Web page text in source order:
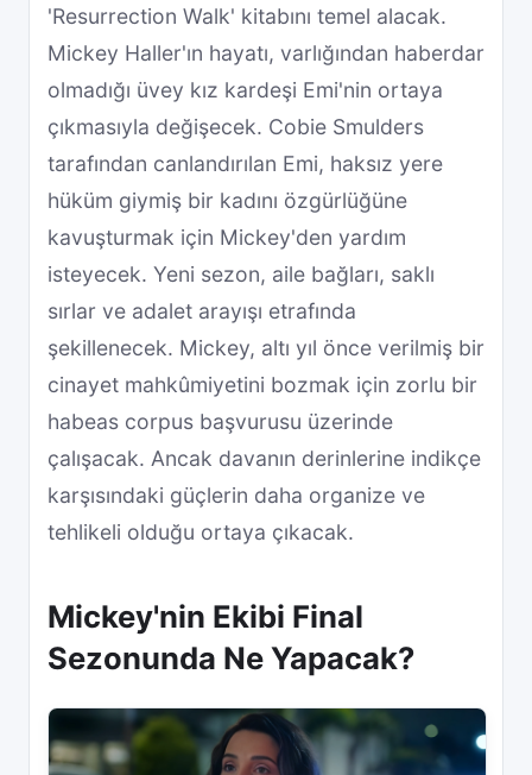
'Resurrection Walk' kitabını temel alacak.
Mickey Haller'ın hayatı, varlığından haberdar
olmadığı üvey kız kardeşi Emi'nin ortaya
çıkmasıyla değişecek. Cobie Smulders
tarafından canlandırılan Emi, haksız yere
hüküm giymiş bir kadını özgürlüğüne
kavuşturmak için Mickey'den yardım
isteyecek. Yeni sezon, aile bağları, saklı
sırlar ve adalet arayışı etrafında
şekillenecek. Mickey, altı yıl önce verilmiş bir
cinayet mahkûmiyetini bozmak için zorlu bir
habeas corpus başvurusu üzerinde
çalışacak. Ancak davanın derinlerine indikçe
karşısındaki güçlerin daha organize ve
tehlikeli olduğu ortaya çıkacak.
Mickey'nin Ekibi Final
Sezonunda Ne Yapacak?